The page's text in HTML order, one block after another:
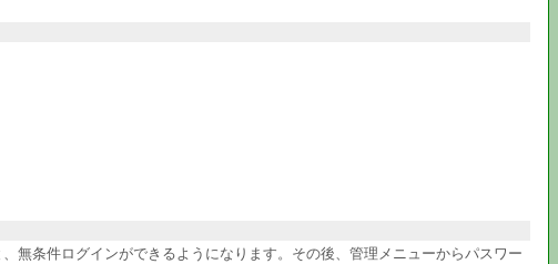
無条件ログインができるようになります。その後、管理メニューからパスワー